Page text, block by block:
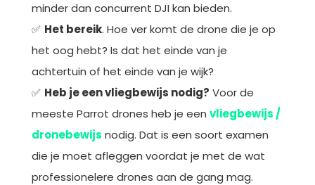
minder dan concurrent DJI kan bieden.
Het bereik. Hoe ver komt de drone die je op
het oog hebt? Is dat het einde van je
achtertuin of het einde van je wijk?
Heb je een vliegbewijs nodig? Voor de
meeste Parrot drones heb je een vliegbewijs /
dronebewijs nodig. Dat is een soort examen
die je moet afleggen voordat je met de wat
professionelere drones aan de gang mag.